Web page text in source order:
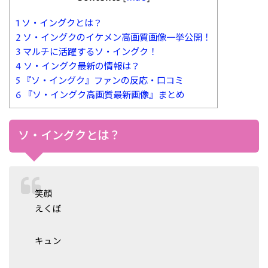
1 ソ・イングクとは？
2 ソ・イングクのイケメン高画質画像一挙公開！
3 マルチに活躍するソ・イングク！
4 ソ・イングク最新の情報は？
5 『ソ・イングク』ファンの反応・口コミ
6 『ソ・イングク高画質最新画像』まとめ
ソ・イングクとは？
笑顔
えくぼ
キュン